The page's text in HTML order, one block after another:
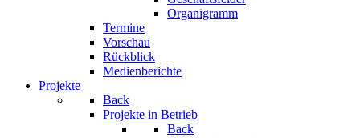
Organigramm
Termine
Vorschau
Rückblick
Medienberichte
Projekte
Back
Projekte in Betrieb
Back